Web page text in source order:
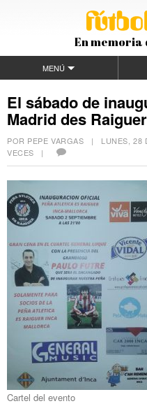
En memoria
MENÚ
El sábado de
Madrid des
POR PEPE VARGAS | LUNES, 28
VECES |
Cartel del evento